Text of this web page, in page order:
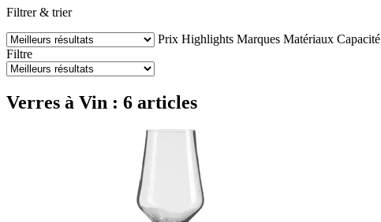
Filtrer & trier
Prix Highlights Marques Matériaux Capacité
Filtre
Verres à Vin : 6 articles